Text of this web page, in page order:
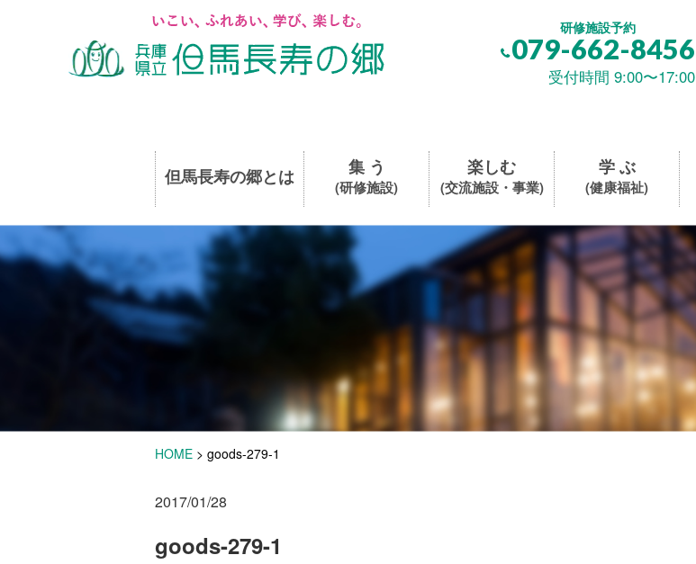
研修施設予約
079-662-8456
受付時間 9:00〜17:00
但馬長寿の郷とは 集 う
(研修施設)
楽しむ
(交流施設・事業)
学 ぶ
(健康福祉)
HOME > goods-279-1
2017/01/28
goods-279-1